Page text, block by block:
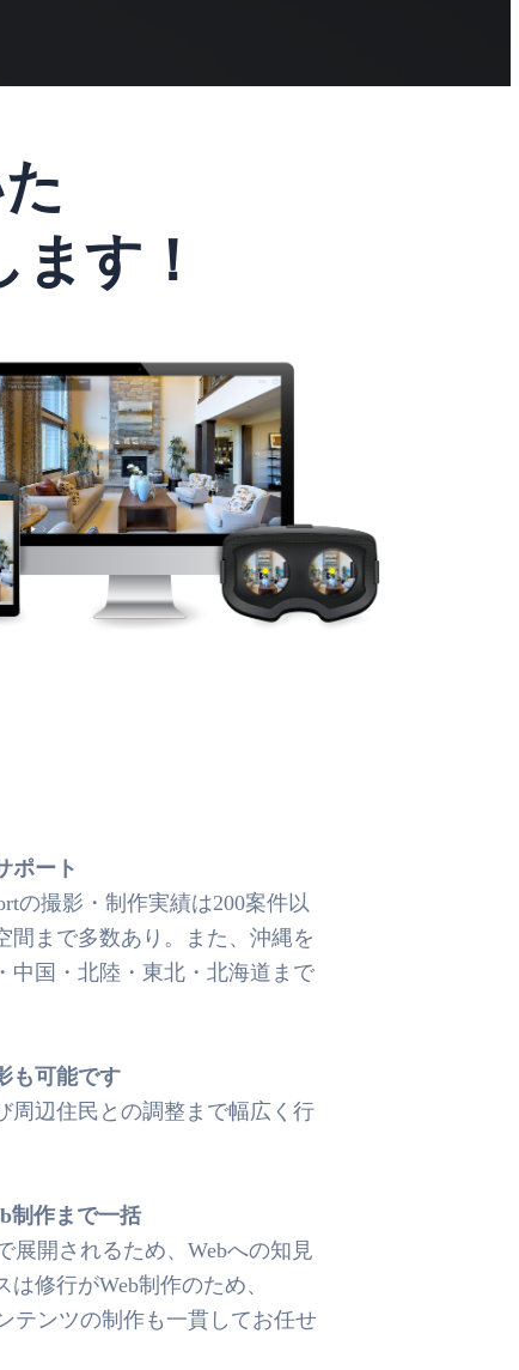
す！
ポート
の撮影・制作実績は200案件以
間まで多数あり。また、沖縄を
中国・北陸・東北・北海道まで
も可能です
周辺住民との調整まで幅広く行
制作まで一括
展開されるため、Webへの知見
修行がWeb制作のため、
テンツの制作も一貫してお任せ